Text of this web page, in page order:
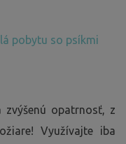
pobytu so psíkmi
zvýšenú opatrnosť, z
Využívajte iba